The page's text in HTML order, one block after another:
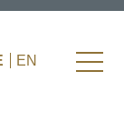
EN